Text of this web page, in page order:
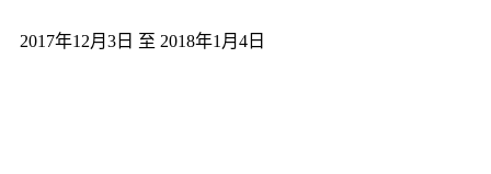
2017年12月3日 至 2018年1月4日